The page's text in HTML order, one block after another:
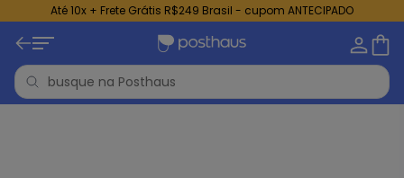
Até 10x + Frete Grátis R$249 Brasil - cupom ANTECIPADO